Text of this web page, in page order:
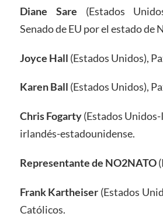
Diane Sare (Estados
Senado de EU por el estado de
Joyce Hall (Estados Unidos),
Karen Ball (Estados Unidos),
Chris Fogarty(Estados
irlandés-estadounidense.
Representante de NO2NATO
Frank Kartheiser (Estados
Católicos.